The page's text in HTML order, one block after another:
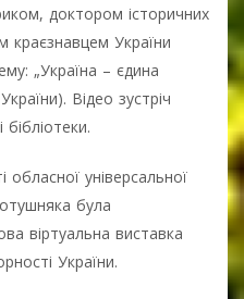
доктором історичних
України
„Україна – єдина
Відео зустріч
обласної універсальної
була
віртуальна виставка
України.